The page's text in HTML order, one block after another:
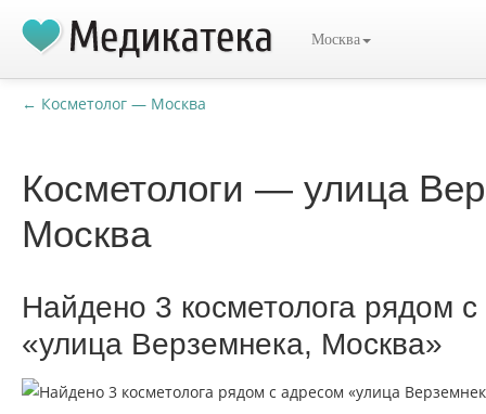
Москва
← Косметолог — Москва
Косметологи — улица
Москва
Найдено 3 косметолога рядом
«улица Верземнека, Москва»